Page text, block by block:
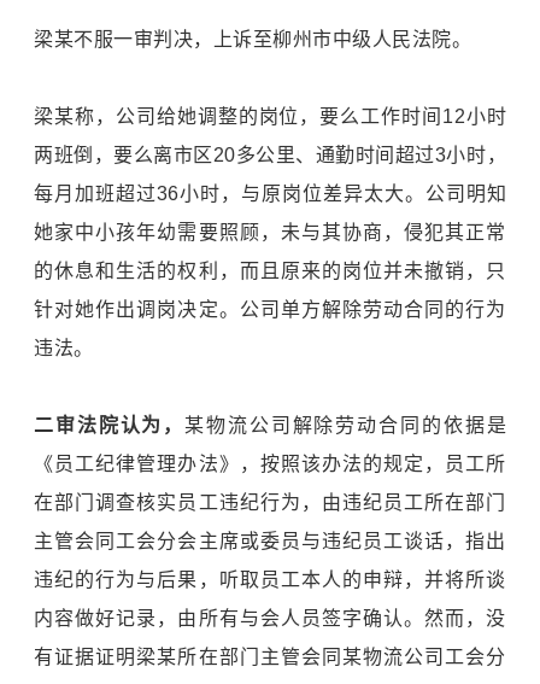
梁某不服一审判决，上诉至柳州市中级人民法院。
梁某称，公司给她调整的岗位，要么工作时间12小时
两班倒，要么离市区20多公里、通勤时间超过3小时，
每月加班超过36小时，与原岗位差异太大。公司明知
她家中小孩年幼需要照顾，未与其协商，侵犯其正常
的休息和生活的权利，而且原来的岗位并未撤销，只
针对她作出调岗决定。公司单方解除劳动合同的行为
违法。
二审法院认为， 某物流公司解除劳动合同的依据是
《员工纪律管理办法》，按照该办法的规定，员工所
在部门调查核实员工违纪行为，由违纪员工所在部门
主管会同工会分会主席或委员与违纪员工谈话，指出
违纪的行为与后果，听取员工本人的申辩，并将所谈
内容做好记录，由所有与会人员签字确认。然而，没
有证据证明梁某所在部门主管会同某物流公司工会分